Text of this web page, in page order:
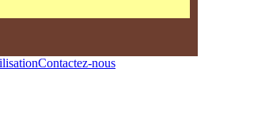
Contactez-nous